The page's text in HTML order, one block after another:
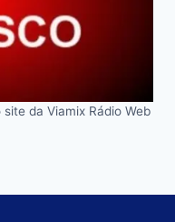
da Viamix Rádio Web